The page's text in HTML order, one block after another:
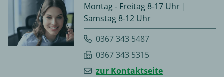
Montag - Freitag 8-17 Uhr |
Samstag 8-12 Uhr
0367 343 5487
0367 343 5315
zur Kontaktseite